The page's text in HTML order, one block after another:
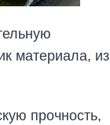
материала, из
прочность,